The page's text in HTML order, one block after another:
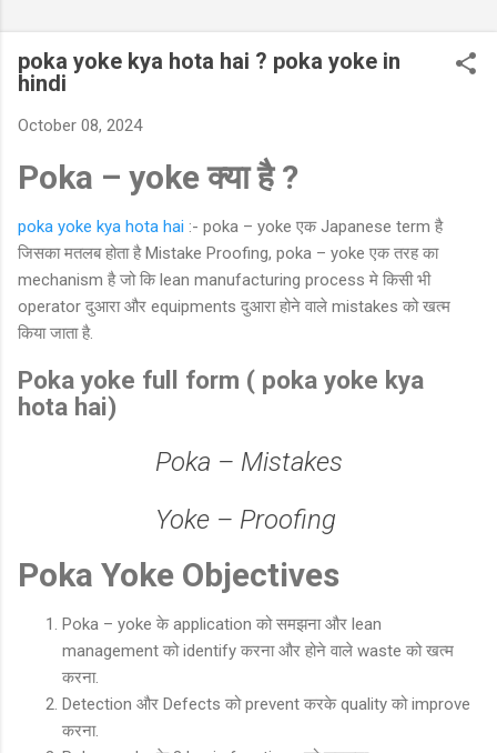
poka yoke kya hota hai ? poka yoke in
hindi
October 08, 2024
Poka – yoke क्या है ?
poka yoke kya hota hai :- poka – yoke एक Japanese term है
जिसका मतलब होता है Mistake Proofing, poka – yoke एक तरह का
mechanism है जो कि lean manufacturing process मे किसी भी
operator दुआरा और equipments दुआरा होने वाले mistakes को खत्म
किया जाता है.
Poka yoke full form ( poka yoke kya
hota hai)
Poka – Mistakes
Yoke – Proofing
Poka Yoke Objectives
Poka – yoke के application को समझना और lean
management को identify करना और होने वाले waste को खत्म
करना.
Detection और Defects को prevent करके quality को improve
करना.